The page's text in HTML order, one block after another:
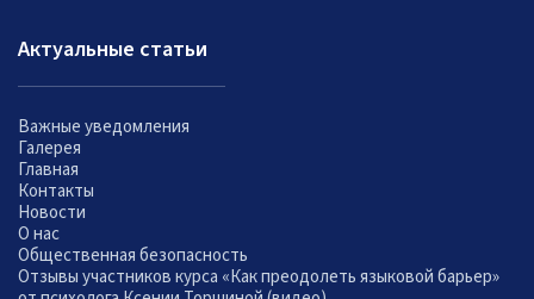
Актуальные статьи
Важные уведомления
Галерея
Главная
Контакты
Новости
О нас
Общественная безопасность
Отзывы участников курса «Как преодолеть языковой барьер»